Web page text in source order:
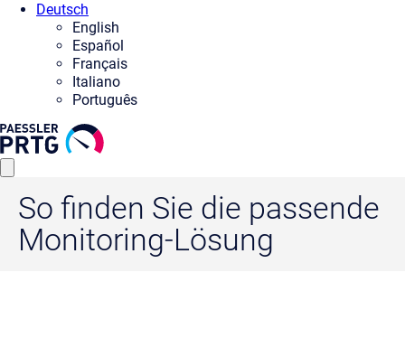
Deutsch
English
Español
Français
Italiano
Português
So finden Sie die passende
Monitoring-Lösung